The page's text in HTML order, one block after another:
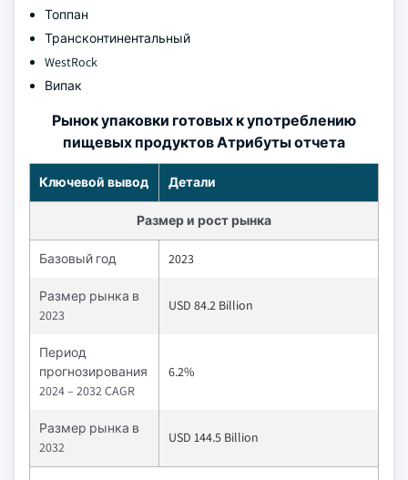
Топпан
Трансконтинентальный
WestRock
Випак
Рынок упаковки готовых к употреблению
пищевых продуктов Атрибуты отчета
Ключевой вывод Детали
Размер и рост рынка
Базовый год 2023
Размер рынка в
2023
USD 84.2 Billion
Период
прогнозирования
2024 – 2032 CAGR
6.2%
Размер рынка в
2032
USD 144.5 Billion